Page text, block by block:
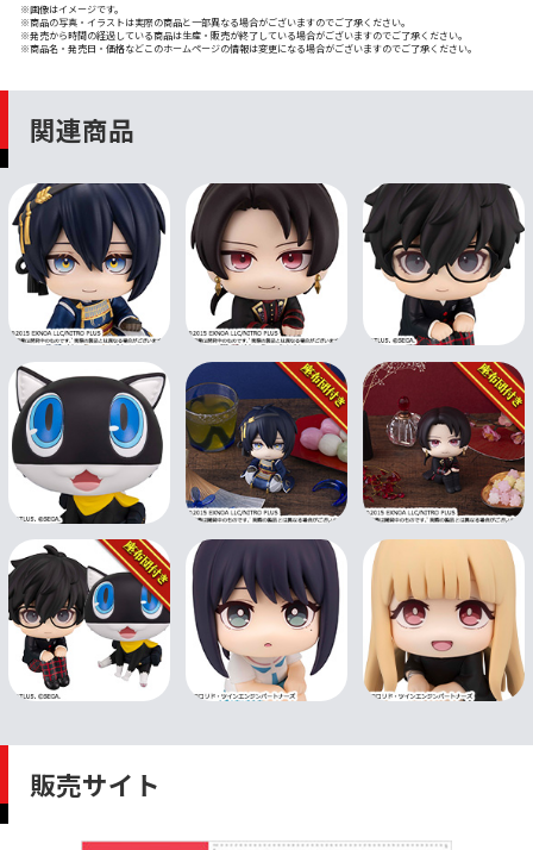
※画像はイメージです。
※商品の写真・イラストは実際の商品と一部異なる場合がございますのでご了承ください。
※発売から時間の経過している商品は生産・販売が終了している場合がございますのでご了承ください。
※商品名・発売日・価格などこのホームページの情報は変更になる場合がございますのでご了承ください。
関連商品
販売サイト